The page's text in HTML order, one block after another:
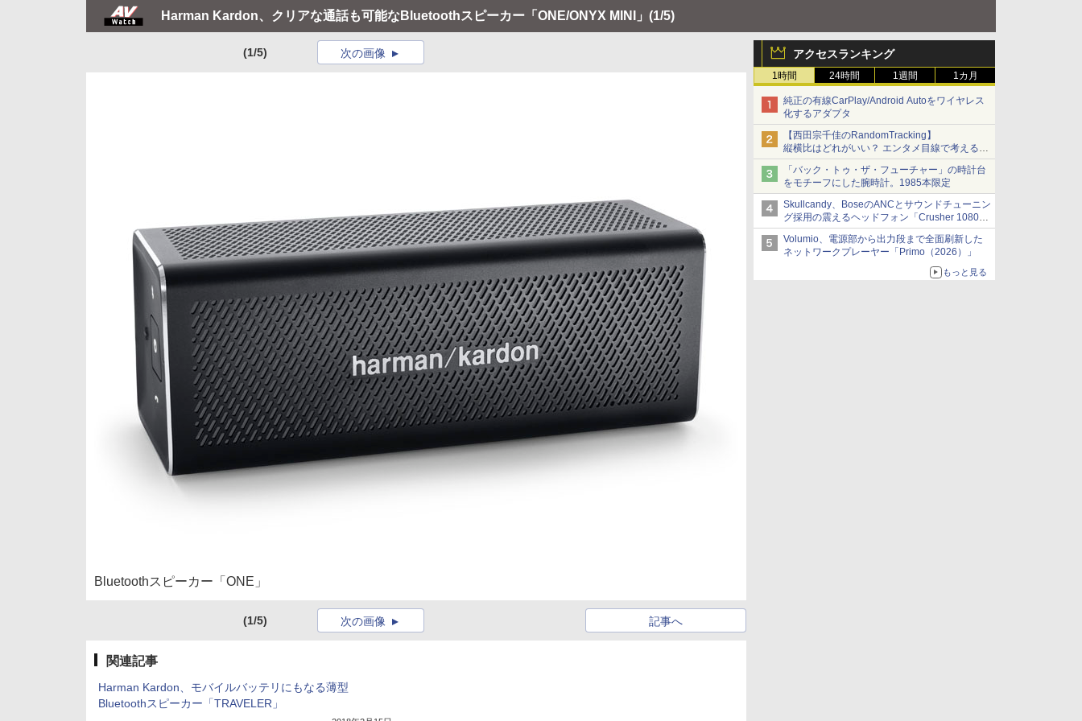
Harman Kardon、クリアな通話も可能なBluetoothスピーカー「ONE/ONYX MINI」 (1/5)
アクセスランキング
1時間 24時間 1週間 1カ月
純正の有線CarPlay/Android Autoをワイヤレス
化するアダプタ
【西田宗千佳のRandomTracking】
縦横比はどれがいい？ エンタメ目線で考える、
サムスン新「Galaxy Z Fold」
「バック・トゥ・ザ・フューチャー」の時計台
をモチーフにした腕時計。1985本限定
Skullcandy、BoseのANCとサウンドチューニン
グ採用の震えるヘッドフォン「Crusher 1080
ANC」
Volumio、電源部から出力段まで全面刷新した
ネットワークプレーヤー「Primo（2026）」
もっと見る
(1/5) 次の画像
Bluetoothスピーカー「ONE」
(1/5) 記事へ
次の画像
関連記事
Harman Kardon、モバイルバッテリにもなる薄型
Bluetoothスピーカー「TRAVELER」